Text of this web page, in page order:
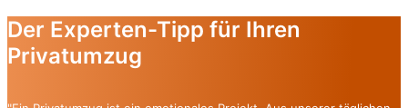
Der Experten-Tipp für Ihren
Privatumzug